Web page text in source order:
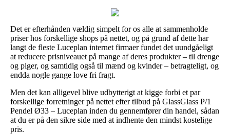
Det er efterhånden vældig simpelt for os alle at sammenholde
priser hos forskellige shops på nettet, og på grund af dette har
langt de fleste Luceplan internet firmaer fundet det uundgåeligt
at reducere prisniveauet på mange af deres produkter – til drenge
og piger, og samtidig også til mænd og kvinder – betragteligt, og
endda nogle gange love fri fragt.
Men det kan alligevel blive udbytterigt at kigge forbi et par
forskellige forretninger på nettet efter tilbud på GlassGlass P/1
Pendel Ø33 – Luceplan inden du gennemfører din handel, sådan
at du er på den sikre side med at indhente den mindst kostelige
pris.